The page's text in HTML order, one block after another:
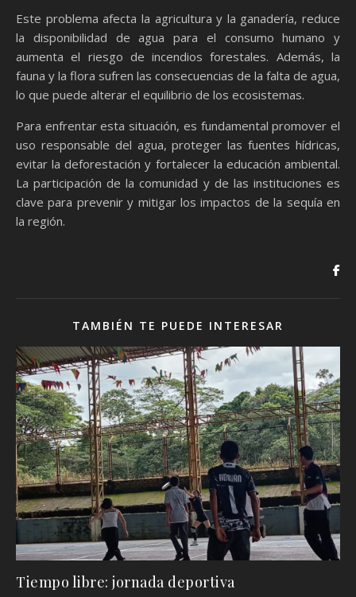
Este problema afecta la agricultura y la ganadería, reduce
la disponibilidad de agua para el consumo humano y
aumenta el riesgo de incendios forestales. Además, la
fauna y la flora sufren las consecuencias de la falta de agua,
lo que puede alterar el equilibrio de los ecosistemas.
Para enfrentar esta situación, es fundamental promover el
uso responsable del agua, proteger las fuentes hídricas,
evitar la deforestación y fortalecer la educación ambiental.
La participación de la comunidad y de las instituciones es
clave para prevenir y mitigar los impactos de la sequía en
la región.
TAMBIÉN TE PUEDE INTERESAR
Tiempo libre: jornada deportiva